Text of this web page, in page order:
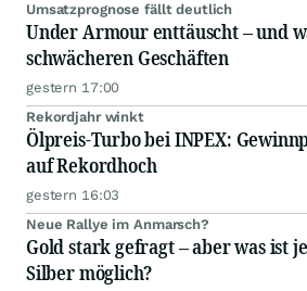
Umsatzprognose fällt deutlich
Under Armour enttäuscht – und
schwächeren Geschäften
gestern 17:00
Rekordjahr winkt
Ölpreis-Turbo bei INPEX:
auf Rekordhoch
gestern 16:03
Neue Rallye im Anmarsch?
Gold stark gefragt – aber was ist
Silber möglich?